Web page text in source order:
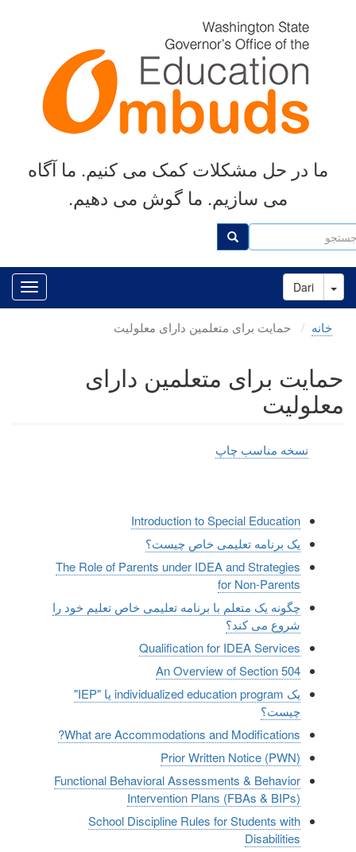
جستجو
ما در حل مشکلات کمک می کنیم. ما آگاه
می سازیم. ما گوش می دهیم.
Dari
Toggle Dropdown
خانه حمایت برای متعلمین دارای معلولیت
حمایت برای متعلمین دارای
معلولیت
نسخه مناسب چاپ
Introduction to Special Education
یک برنامه تعلیمی خاص چیست؟
The Role of Parents under IDEA and Strategies
for Non-Parents
چگونه یک متعلم با برنامه تعلیمی خاص تعلیم خود را
شروع می کند؟
Qualification for IDEA Services
An Overview of Section 504
یک individualized education program یا "IEP"
چیست؟
What are Accommodations and Modifications?
Prior Written Notice (PWN)
Functional Behavioral Assessments & Behavior
Intervention Plans (FBAs & BIPs)
School Discipline Rules for Students with
Disabilities